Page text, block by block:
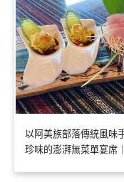
以阿美族部落傳統風味
珍味的澎湃無菜單宴席